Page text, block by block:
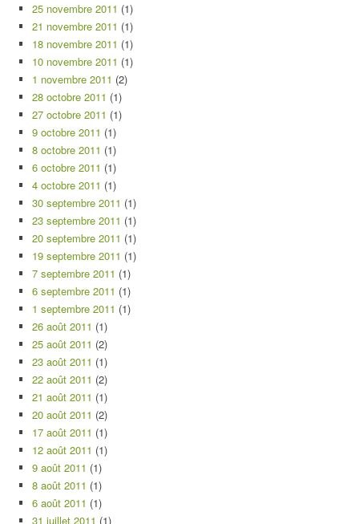
25 novembre 2011 (1)
21 novembre 2011 (1)
18 novembre 2011 (1)
10 novembre 2011 (1)
1 novembre 2011 (2)
28 octobre 2011 (1)
27 octobre 2011 (1)
9 octobre 2011 (1)
8 octobre 2011 (1)
6 octobre 2011 (1)
4 octobre 2011 (1)
30 septembre 2011 (1)
23 septembre 2011 (1)
20 septembre 2011 (1)
19 septembre 2011 (1)
7 septembre 2011 (1)
6 septembre 2011 (1)
1 septembre 2011 (1)
26 août 2011 (1)
25 août 2011 (2)
23 août 2011 (1)
22 août 2011 (2)
21 août 2011 (1)
20 août 2011 (2)
17 août 2011 (1)
12 août 2011 (1)
9 août 2011 (1)
8 août 2011 (1)
6 août 2011 (1)
31 juillet 2011 (1)